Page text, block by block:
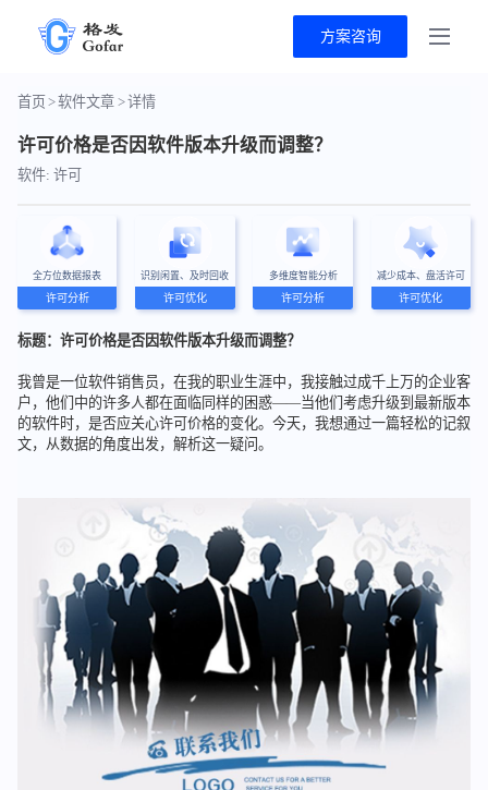
方案咨询
首页>软件文章 >详情
许可价格是否因软件版本升级而调整？
软件: 许可
全方位数据报表
许可分析
识别闲置、及时回收
许可优化
多维度智能分析
许可分析
减少成本、盘活许可
许可优化
标题：许可价格是否因软件版本升级而调整？
我曾是一位软件销售员，在我的职业生涯中，我接触过成千上万的企业客
户，他们中的许多人都在面临同样的困惑——当他们考虑升级到最新版本
的软件时，是否应关心许可价格的变化。今天，我想通过一篇轻松的记叙
文，从数据的角度出发，解析这一疑问。